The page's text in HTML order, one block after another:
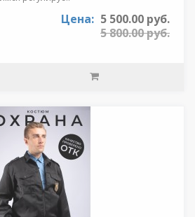
Цена: 5 500.00 руб.
5 800.00 руб.